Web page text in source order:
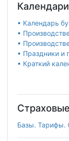
• Календарь
•
•
• Праздники и
• Краткий
Базы. Тарифы.